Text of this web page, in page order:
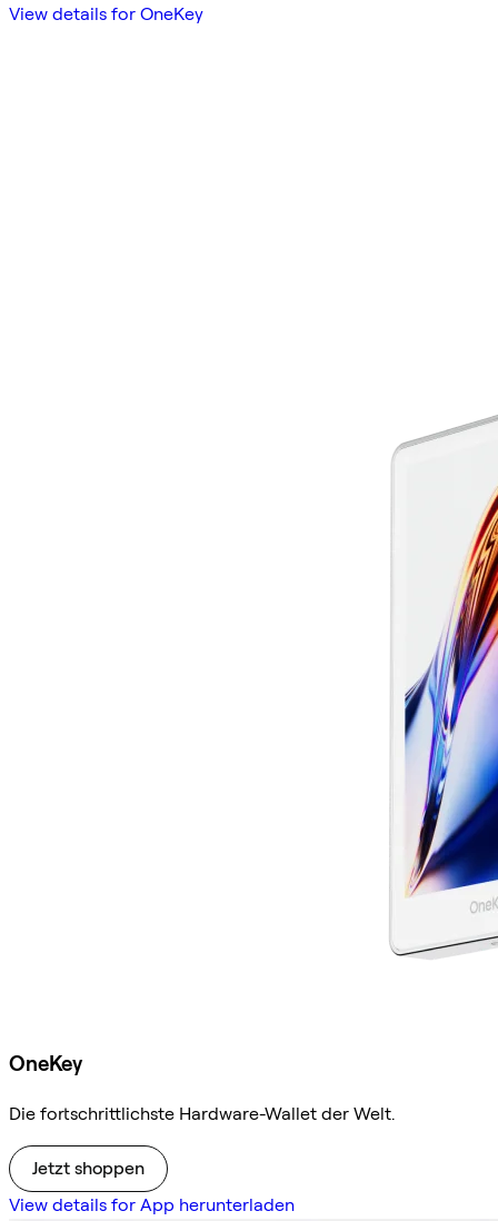
View details for OneKey
OneKey
Die fortschrittlichste Hardware-Wallet der Welt.
Jetzt shoppen
View details for App herunterladen